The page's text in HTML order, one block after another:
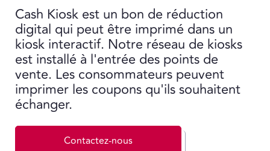
Cash Kiosk est un bon de réduction
digital qui peut être imprimé dans un
kiosk interactif. Notre réseau de kiosks
est installé à l'entrée des points de
vente. Les consommateurs peuvent
imprimer les coupons qu'ils souhaitent
échanger.
Contactez-nous